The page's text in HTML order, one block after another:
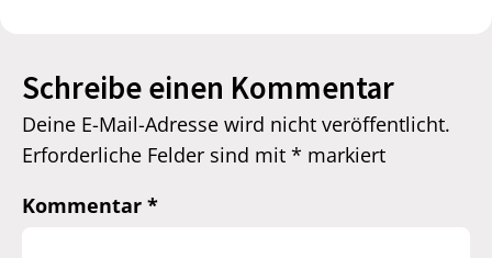
Schreibe einen Kommentar
Deine E-Mail-Adresse wird nicht veröffentlicht.
Erforderliche Felder sind mit * markiert
Kommentar *